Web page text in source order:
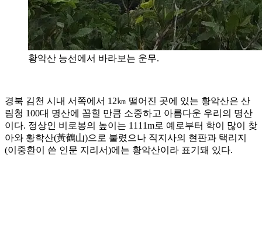
황악산 능선에서 바라보는 운무.
경북 김천 시내 서쪽에서 12㎞ 떨어진 곳에 있는 황악산은 산
림청 100대 명산에 꼽힐 만큼 소중하고 아름다운 우리의 명산
이다. 정상인 비로봉의 높이는 1111m로 예로부터 학이 많이 찾
아와 황학산(黃鶴山)으로 불렸으나 직지사의 현판과 택리지
(이중환이 쓴 인문 지리서)에는 황악산이라 표기돼 있다.